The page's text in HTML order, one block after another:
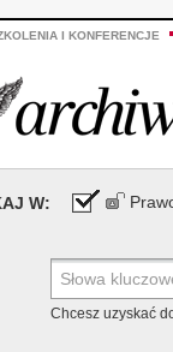
I KONFERENCJE
W:
Chcesz uzyskać